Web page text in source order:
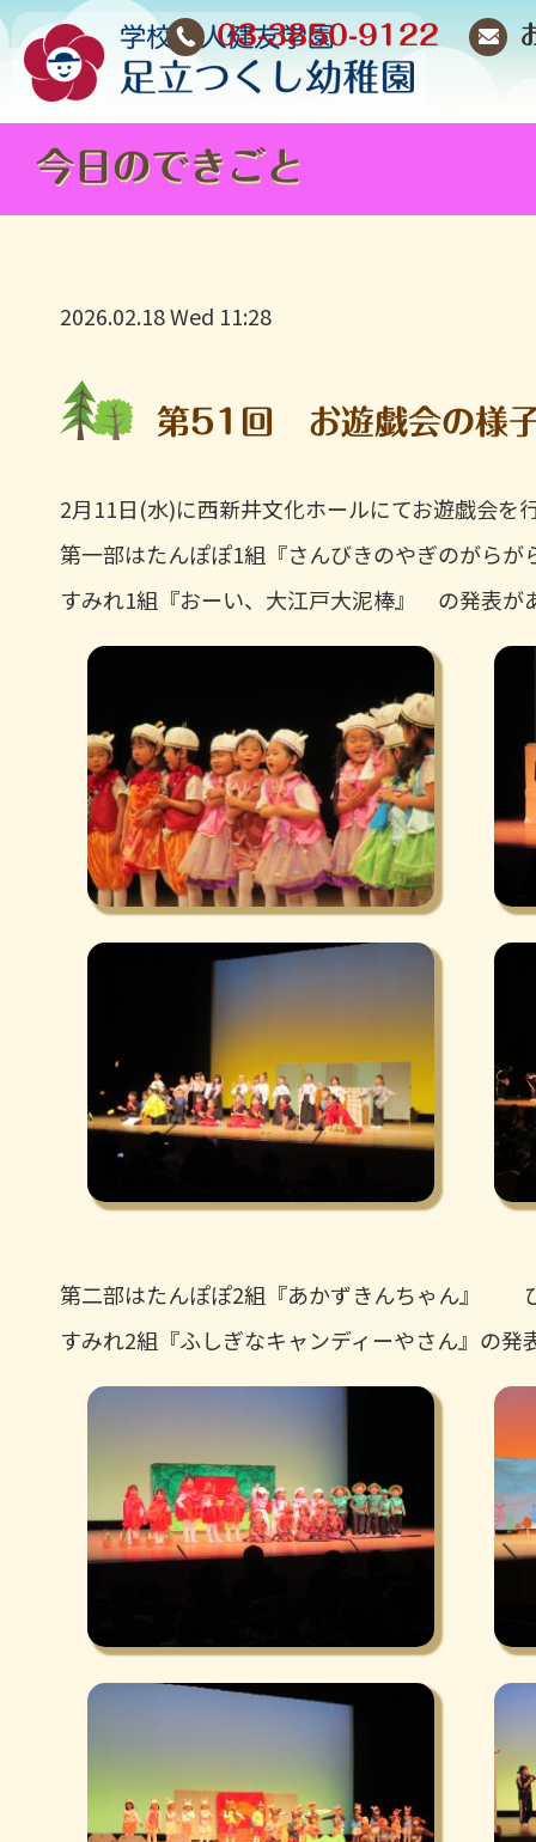
03-3850-9122
今日のできごと
2026.02.18 Wed 11:28
第51回 お遊戯会の様
2月11日(水)に西新井文化ホールにてお遊戯会を
第一部はたんぽぽ1組『さんびきのやぎのが
すみれ1組『おーい、大江戸大泥棒』 の発表が
第二部はたんぽぽ2組『あかずきんちゃん』
すみれ2組『ふしぎなキャンディーやさん』の